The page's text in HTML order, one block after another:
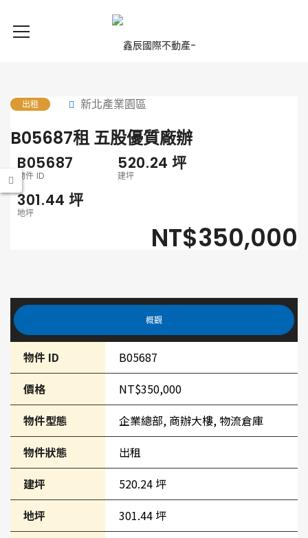
出租 新北產業園區
B05687租 五股優質廠辦
B05687
物件 ID
520.24坪
建坪
301.44坪
地坪
NT$350,000
概觀
物件 ID
B05687
價格
NT$350,000
物件型態
企業總部, 商辦大樓, 物流倉庫
物件狀態
出租
建坪
520.24 坪
地坪
301.44 坪